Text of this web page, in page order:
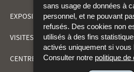
sans usage de données à
personnel, et ne pouvant
refusés. Des cookies non
utilisés à des fins
activés uniquement si vous
Consulter notre politique de
MENU
DE
EXPOSITIONS
VISITES ET ACTIVITÉS
CENTRE DE DOCUMENTATION